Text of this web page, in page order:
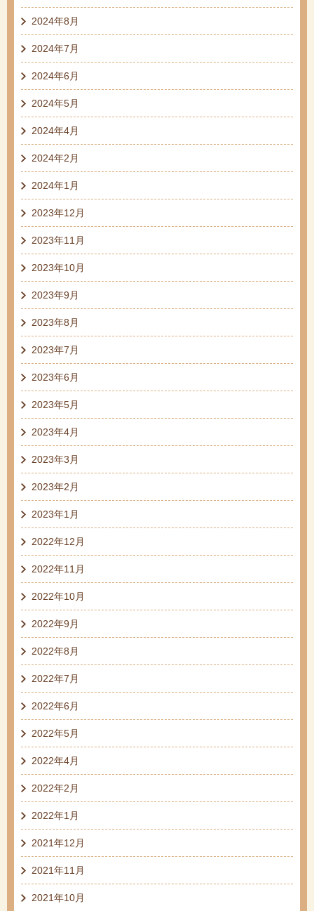
2024年8月
2024年7月
2024年6月
2024年5月
2024年4月
2024年2月
2024年1月
2023年12月
2023年11月
2023年10月
2023年9月
2023年8月
2023年7月
2023年6月
2023年5月
2023年4月
2023年3月
2023年2月
2023年1月
2022年12月
2022年11月
2022年10月
2022年9月
2022年8月
2022年7月
2022年6月
2022年5月
2022年4月
2022年2月
2022年1月
2021年12月
2021年11月
2021年10月